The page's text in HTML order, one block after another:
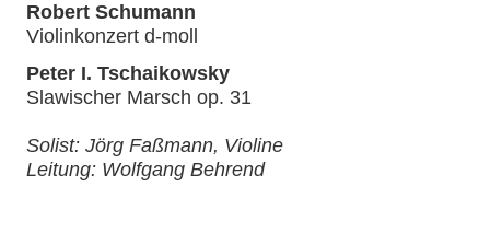
Robert Schumann
Violinkonzert d-moll
Peter I. Tschaikowsky
Slawischer Marsch op. 31
Solist: Jörg Faßmann, Violine
Leitung: Wolfgang Behrend